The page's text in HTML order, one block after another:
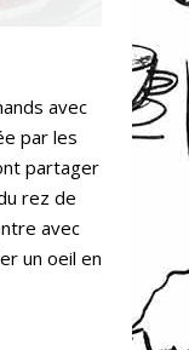
avec
par les
partager
rez de
avec
un oeil en